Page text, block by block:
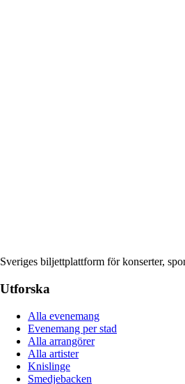
Sveriges biljettplattform för konserter,
Utforska
Alla evenemang
Evenemang per stad
Alla arrangörer
Alla artister
Knislinge
Smedjebacken